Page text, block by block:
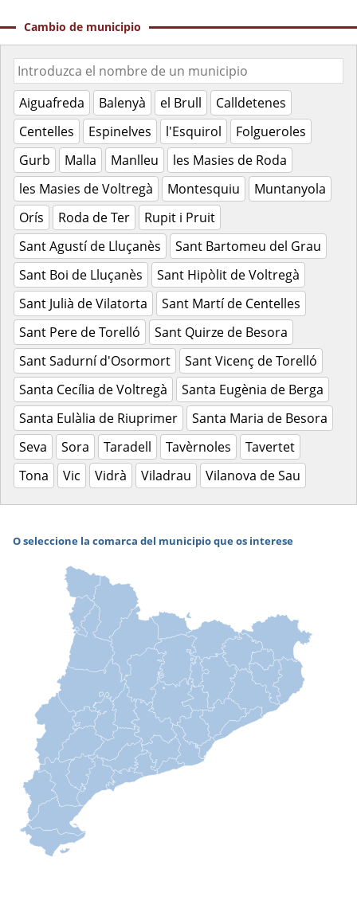
Cambio de municipio
Aiguafreda Balenyà el Brull
Calldetenes
Centelles
Espinelves l'Esquirol
Folgueroles
Gurb
Malla Manlleu
les Masies de Roda
les Masies de Voltregà
Montesquiu
Muntanyola
Orís
Roda de Ter
Rupit i Pruit
Sant Agustí de Lluçanès
Sant Bartomeu del Grau
Sant Boi de Lluçanès
Sant Hipòlit de Voltregà
Sant Julià de Vilatorta
Sant Martí de Centelles
Sant Pere de Torelló
Sant Quirze de Besora
Sant Sadurní d'Osormort
Sant Vicenç de Torelló
Santa Cecília de Voltregà
Santa Eugènia de Berga
Santa Eulàlia de Riuprimer
Santa Maria de Besora
Seva
Sora Taradell Tavèrnoles
Tavertet
Tona
Vic Vidrà Viladrau Vilanova de Sau